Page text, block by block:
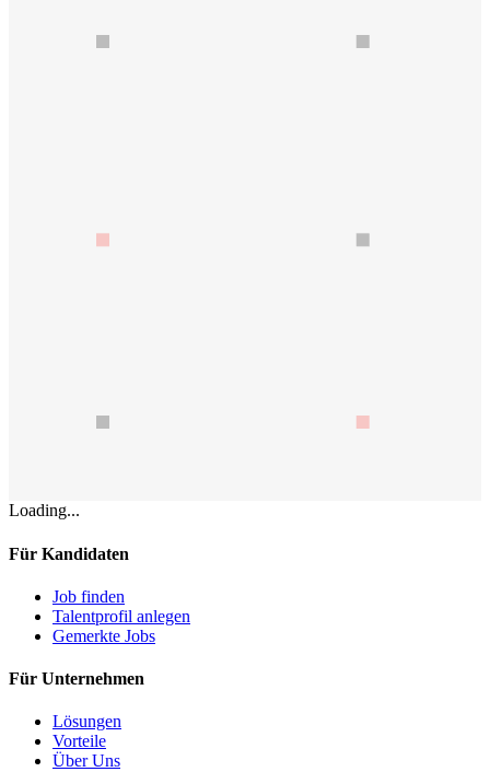
Loading...
Für Kandidaten
Job finden
Talentprofil anlegen
Gemerkte Jobs
Für Unternehmen
Lösungen
Vorteile
Über Uns